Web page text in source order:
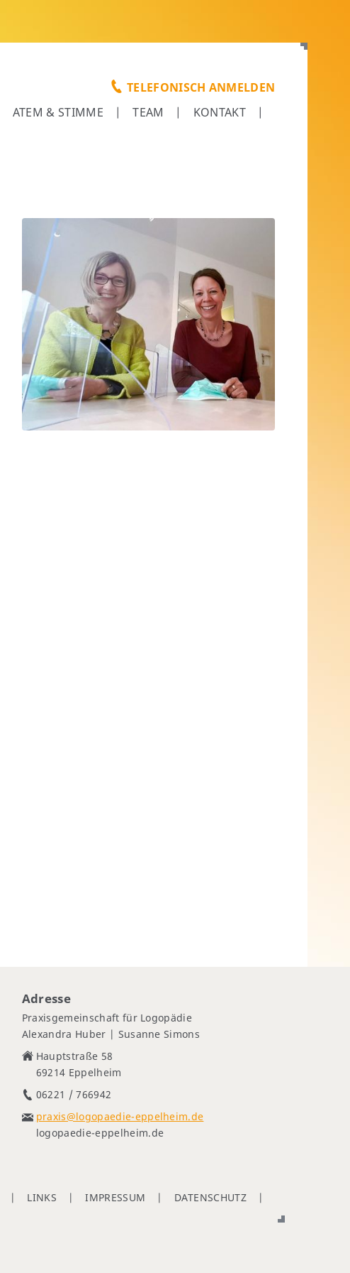
TELEFONISCH ANMELDEN
ATEM & STIMME TEAM KONTAKT
Adresse
Praxisgemeinschaft für Logopädie
Alexandra Huber | Susanne Simons
Hauptstraße 58
69214 Eppelheim
06221 / 766942
praxis@logopaedie-eppelheim.de
logopaedie-eppelheim.de
LINKS IMPRESSUM DATENSCHUTZ